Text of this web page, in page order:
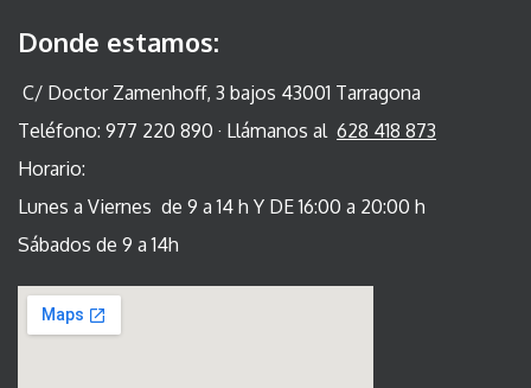
Donde estamos:
C/ Doctor Zamenhoff, 3 bajos 43001 Tarragona
Teléfono: 977 220 890 · Llámanos al 628 418 873
Horario:
Lunes a Viernes de 9 a 14 h Y DE 16:00 a 20:00 h
Sábados de 9 a 14h